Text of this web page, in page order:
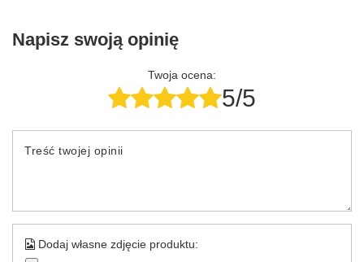
Napisz swoją opinię
Twoja ocena:
5/5
Treść twojej opinii
Dodaj własne zdjęcie produktu: